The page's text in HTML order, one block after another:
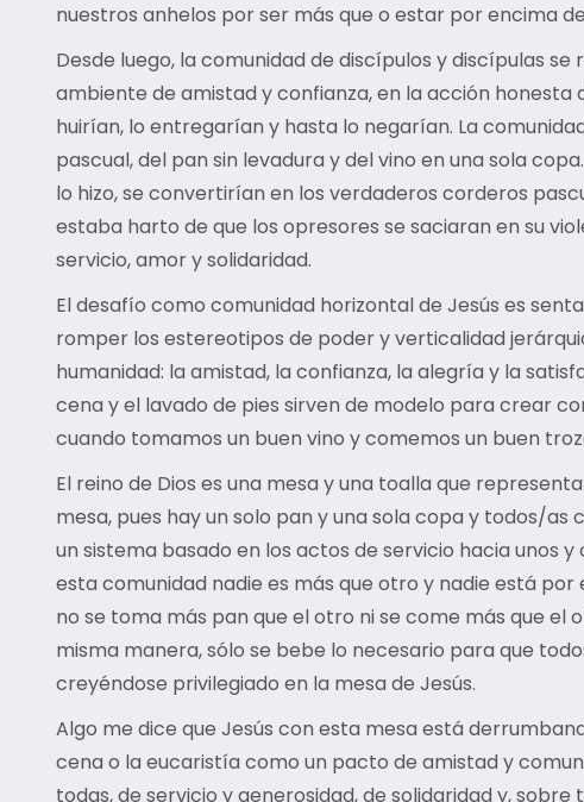
nuestros anhelos por ser más que o estar por encima
Desde luego, la comunidad de discípulos y discípulas
ambiente de amistad y confianza, en la acción
huirían, lo entregarían y hasta lo negarían. La
pascual, del pan sin levadura y del vino en una sola
lo hizo, se convertirían en los verdaderos corderos
estaba harto de que los opresores se saciaran en su
servicio, amor y solidaridad.
El desafío como comunidad horizontal de Jesús es
romper los estereotipos de poder y verticalidad
humanidad: la amistad, la confianza, la alegría y la
cena y el lavado de pies sirven de modelo para crear
cuando tomamos un buen vino y comemos un buen
El reino de Dios es una mesa y una toalla que
mesa, pues hay un solo pan y una sola copa y todos/
un sistema basado en los actos de servicio hacia unos
esta comunidad nadie es más que otro y nadie está
no se toma más pan que el otro ni se come más que
misma manera, sólo se bebe lo necesario para que
creyéndose privilegiado en la mesa de Jesús.
Algo me dice que Jesús con esta mesa está
cena o la eucaristía como un pacto de amistad y
todas, de servicio y generosidad, de solidaridad y,